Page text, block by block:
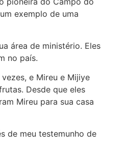
exemplo de uma
área de ministério. Eles
no país.
e Mireu e Mijiye
Desde que eles
Mireu para sua casa
de meu testemunho de